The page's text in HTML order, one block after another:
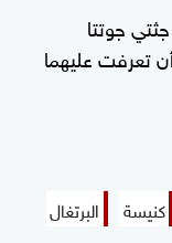
جوتتا
تعرفت عليهما
كنيسة البرتغال